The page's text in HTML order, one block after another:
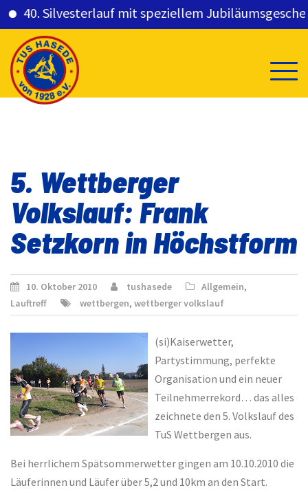
40. Silvesterlauf mit speziellem
content
5. Wettberger
Volkslauf: Frank
Setzkorn in Höchstform
10. Oktober 2010 tushasede Allgemein,
Lauftreff
wettbergen, wettberger volkslauf
(si)Kaiserwetter,
Partystimmung, perfekte
Organisation und ein neuer
Teilnehmerrekord… das alles
zeichnete den 5. Volkslauf des
TuS Wettbergen aus.
Bei herrlichem Spätsommerwetter gingen am 10.10.2010 die
Läuferinnen und Läufer über 5,2 und 10km an den Start.